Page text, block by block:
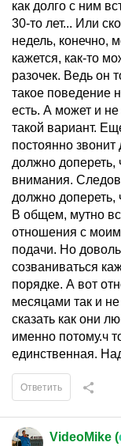
как долго с ним
30-то лет... Или
недель, конечно,
кажется, как-то
разочек. Ведь он
такое поведение
есть. А может и
такой вариант.
постоянно
должно допереть,
внимания.
должно допереть,
В общем, мутно
отношения с
подачи. Но
созваниваться
порядке. А вот
месяцами так и
сказать как они
именно потому.ч
единственная.
Ответить
VideoMike (